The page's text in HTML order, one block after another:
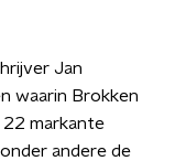
Jan
waarin Brokken
markante
andere de